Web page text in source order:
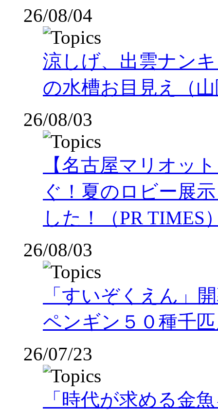
26/08/04
涼しげ、出雲ナン
の水槽お目見え（
26/08/03
【名古屋マリオッ
ぐ！夏のロビー展
した！（PR TIMES
26/08/03
「すいぞくえん」
ペンギン５０種千
26/07/23
「時代が求める金